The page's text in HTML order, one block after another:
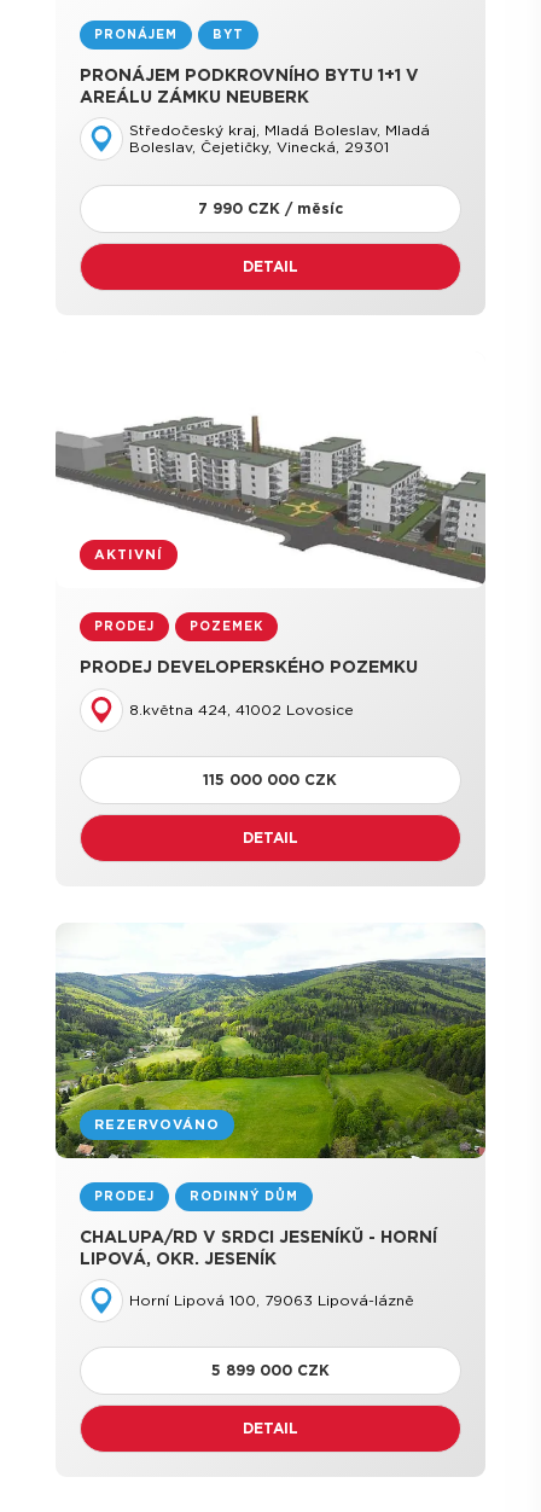
PRONÁJEM BYT
PRONÁJEM PODKROVNÍHO BYTU 1+1 V
AREÁLU ZÁMKU NEUBERK
Středočeský kraj, Mladá Boleslav, Mladá
Boleslav, Čejetičky, Vinecká, 29301
7 990 CZK / měsíc
DETAIL
AKTIVNÍ
PRODEJ POZEMEK
PRODEJ DEVELOPERSKÉHO POZEMKU
8.května 424, 41002 Lovosice
115 000 000 CZK
DETAIL
REZERVOVÁNO
PRODEJ RODINNÝ DŮM
CHALUPA/RD V SRDCI JESENÍKŮ - HORNÍ
LIPOVÁ, OKR. JESENÍK
Horní Lipová 100, 79063 Lipová-lázně
5 899 000 CZK
DETAIL